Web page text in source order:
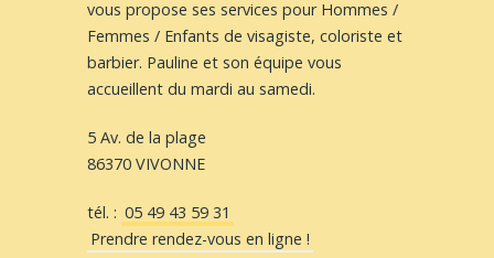
vous propose ses services pour Hommes /
Femmes / Enfants de visagiste, coloriste et
barbier. Pauline et son équipe vous
accueillent du mardi au samedi.
5 Av. de la plage
86370 VIVONNE
tél. : 05 49 43 59 31
Prendre rendez-vous en ligne !